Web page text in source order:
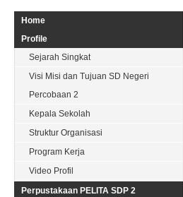
Home
Profile
Sejarah Singkat
Visi Misi dan Tujuan SD Negeri
Percobaan 2
Kepala Sekolah
Struktur Organisasi
Program Kerja
Video Profil
Perpustakaan PELITA SDP 2